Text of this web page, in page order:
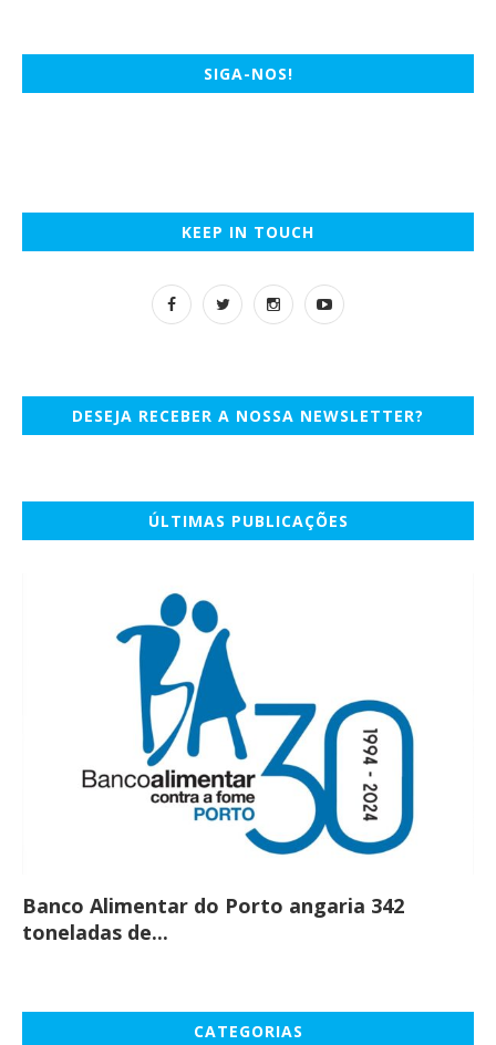
SIGA-NOS!
KEEP IN TOUCH
DESEJA RECEBER A NOSSA NEWSLETTER?
ÚLTIMAS PUBLICAÇÕES
Banco Alimentar do Porto angaria 342
toneladas de...
CATEGORIAS